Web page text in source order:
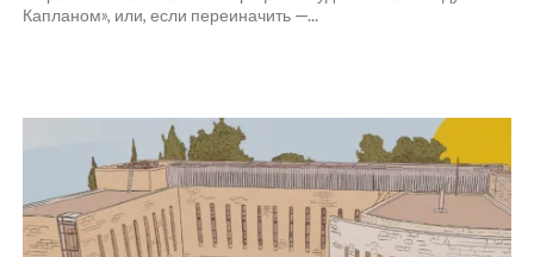
Капланом», или, если переиначить —...